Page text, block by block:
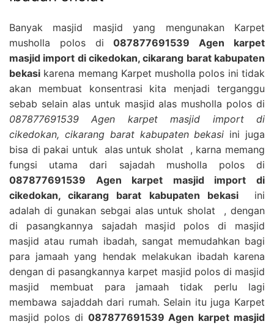
Banyak masjid masjid yang mengunakan Karpet
musholla polos di087877691539 Agen karpet
masjid import di cikedokan, cikarang barat kabupaten
bekasi karena memang Karpet musholla polos ini tidak
akan membuat konsentrasi kita menjadi terganggu
sebab selain alas untuk masjid alas musholla polos di
087877691539 Agen karpet masjid import di
cikedokan, cikarang barat kabupaten bekasi ini juga
bisa di pakai untuk alas untuk sholat , karna memang
fungsi utama dari sajadah musholla polos di
087877691539 Agen karpet masjid import di
cikedokan, cikarang barat kabupaten bekasiini
adalah di gunakan sebgai alas untuk sholat , dengan
di pasangkannya sajadah masjid polos di masjid
masjid atau rumah ibadah, sangat memudahkan bagi
para jamaah yang hendak melakukan ibadah karena
dengan di pasangkannya karpet masjid polos di masjid
masjid membuat para jamaah tidak perlu lagi
membawa sajaddah dari rumah. Selain itu juga Karpet
masjid polos di 087877691539 Agen karpet masjid